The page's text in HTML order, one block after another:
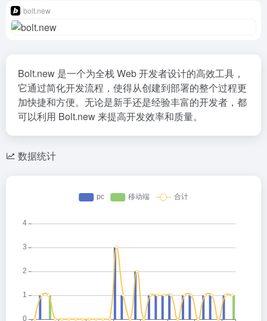
bolt.new
Bolt.new 是一个为全栈 Web 开发者设计的高效工具，
它通过简化开发流程，使得从创建到部署的整个过程更
加快捷和方便。无论是新手还是经验丰富的开发者，都
可以利用 Bolt.new 来提高开发效率和质量。
数据统计